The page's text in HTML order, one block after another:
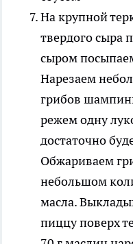
На крупной
твердого сыра
сыром
Нарезаем
грибов
режем одну
достаточно
Обжариваем
небольшом
масла.
пиццу поверх